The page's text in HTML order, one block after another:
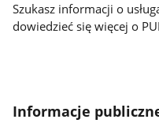
Szukasz informacji o
dowiedzieć się więcej o
Informacje